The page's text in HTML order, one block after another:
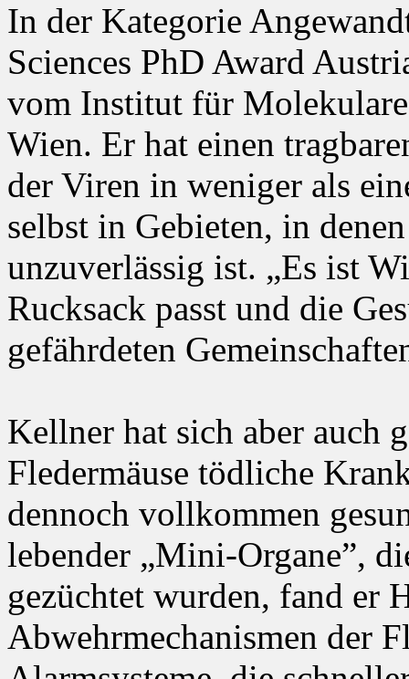
In der Kategorie
Sciences PhD Award
vom Institut für
Wien. Er hat einen
der Viren in weniger als
selbst in Gebieten, in
unzuverlässig ist. „Es ist
Rucksack passt und die
gefährdeten
Kellner hat sich aber auch
Fledermäuse tödliche
dennoch vollkommen
lebender „Mini-Organe”,
gezüchtet wurden, fand er
Abwehrmechanismen der